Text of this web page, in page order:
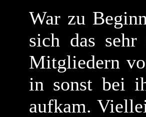
War zu
sich das
Mitgliedern
in sonst bei
aufkam.